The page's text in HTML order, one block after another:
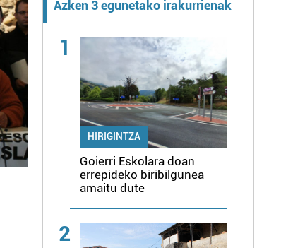
Azken 3 egunetako irakurrienak
1
HIRIGINTZA
Goierri Eskolara doan
errepideko biribilgunea
amaitu dute
2